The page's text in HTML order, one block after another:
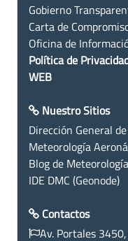
Gobierno
Carta de
Oficina de
Política de
WEB
Nuestro Sitios
Dirección General
Meteorología
Blog de Meteorología
IDE DMC (Geonode)
Contactos
Av. Portales